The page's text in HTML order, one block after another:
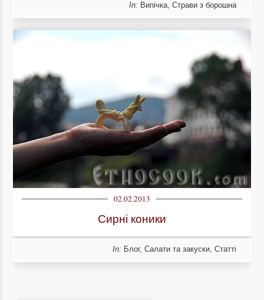
In: Випічка, Страви з борошна
02.02.2013
Сирні коники
In: Блог, Салати та закуски, Статті